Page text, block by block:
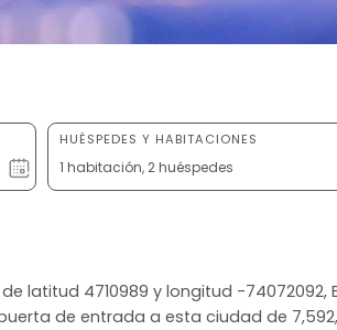
HUÉSPEDES Y HABITACIONES
1 habitación, 2 huéspedes
latitud 4710989 y longitud -74072092,
de entrada a esta ciudad de